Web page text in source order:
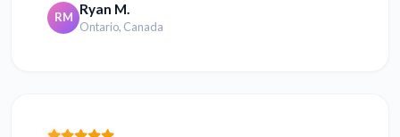
RM Ryan M.
Ontario, Canada